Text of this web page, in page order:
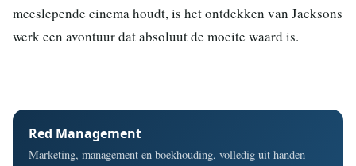
meeslepende cinema houdt, is het ontdekken van Jacksons
werk een avontuur dat absoluut de moeite waard is.
Red Management
Marketing, management en boekhouding, volledig uit handen